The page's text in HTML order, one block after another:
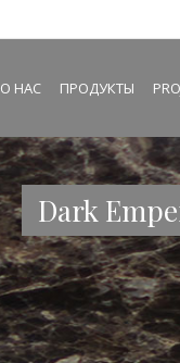
О НАС ПРОДУКТЫ
Dark